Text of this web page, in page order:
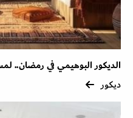
الديكور البوهيمي في رمضان..
ديكور